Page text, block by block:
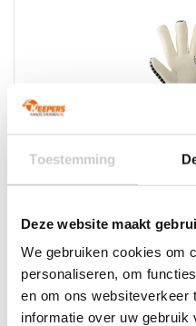
Toestemming
Deze website maakt
We gebruiken cookies om
personaliseren, om
en om ons websiteverkeer
informatie over uw gebruik
SALE!
Reusch Arrow Gold X